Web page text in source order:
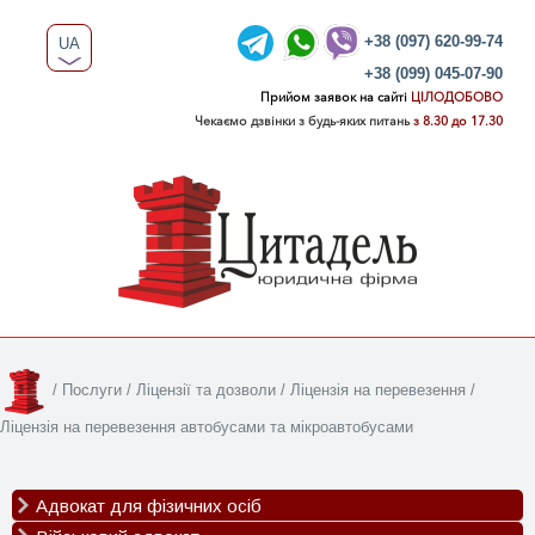
UA
+38 (097) 620-99-74
+38 (099) 045-07-90
Прийом заявок на сайті ЦІЛОДОБОВО
Чекаємо дзвінки з будь-яких питань з 8.30 до 17.30
/ Послуги / Ліцензії та дозволи / Ліцензія на перевезення /
Ліцензія на перевезення автобусами та мікроавтобусами
Адвокат для фізичних осіб